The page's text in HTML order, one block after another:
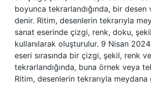
boyunca tekrarlandığında, bir
denir. Ritim, desenlerin tekrarıyla
sanat eserinde çizgi, renk, doku,
kullanılarak oluşturulur. 9 Nisan
eseri sırasında bir çizgi, şekil, renk
tekrarlandığında, buna örnek veya
Ritim, desenlerin tekrarıyla meydana